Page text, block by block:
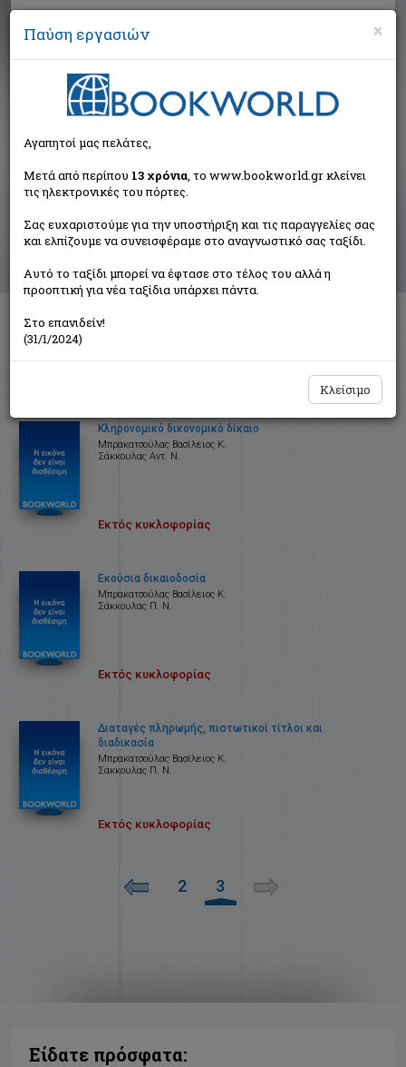
Αναζήτηση
Αποτελέσματα αναζήτησης
Συγγραφέας: Μπρακατσούλας Βασίλειος Κ. (27
βιβλία)
Ταξινόμηση ανά:
Κληρονομικό δικονομικό δίκαιο
Μπρακατσούλας Βασίλειος Κ.
Σάκκουλας Αντ. Ν.
Εκτός κυκλοφορίας
Εκούσια δικαιοδοσία
Μπρακατσούλας Βασίλειος Κ.
Σάκκουλας Π. Ν.
Εκτός κυκλοφορίας
Διαταγές πληρωμής, πιστωτικοί τίτλοι και
διαδικασία
Μπρακατσούλας Βασίλειος Κ.
Σάκκουλας Π. Ν.
Εκτός κυκλοφορίας
2 3
Είδατε πρόσφατα:
×
Παύση εργασιών
Αγαπητοί μας πελάτες,
Μετά από περίπου 13 χρόνια, το www.bookworld.gr κλείνει
τις ηλεκτρονικές του πόρτες.
Σας ευχαριστούμε για την υποστήριξη και τις παραγγελίες σας
και ελπίζουμε να συνεισφέραμε στο αναγνωστικό σας ταξίδι.
Αυτό το ταξίδι μπορεί να έφτασε στο τέλος του αλλά η
προοπτική για νέα ταξίδια υπάρχει πάντα.
Στο επανιδείν!
(31/1/2024)
Κλείσιμο